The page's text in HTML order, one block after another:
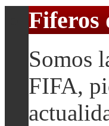
Fiferos
Somos
FIFA,